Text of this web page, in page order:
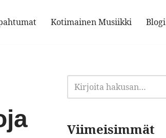
Kotimainen Musiikki Blogi
Viimeisimmät